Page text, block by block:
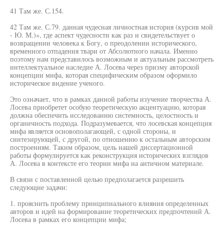
41 Там же. С.154.
42 Там же. С.79. данная чудесная личностная история (курсив мой
- Ю. М.)», где аспект чудесности как раз и свидетельствует о
возвращении человека к Богу, о преодолении исторического,
временного отпадения твари от Абсолютного начала. Именно
поэтому нам представилось возможным и актуальным рассмотреть
интеллектуальное наследие А. Лосева через призму авторской
концепции мифа, которая специфическим образом оформило
историческое видение ученого.
Это означает, что в рамках данной работы изучение творчества А.
Лосева приобретет особую теоретическую акцентуацию, которая
должна обеспечить исследованию системность, целостность и
органичность подхода. Подразумевается, что лосевская концепция
мифа является основополагающей, с одной стороны, и
синтезирующей, с другой, по отношению к остальным авторским
построениям. Таким образом, цель нашей диссертационной
работы формулируется как реконструкция исторических взглядов
А. Лосева в контексте его теории мифа на античном материале.
В связи с поставленной целью предполагается разрешить
следующие задачи:
1. прояснить проблему принципиального влияния определенных
авторов и идей на формирование теоретических предпочтений А.
Лосева в рамках его концепции мифа;